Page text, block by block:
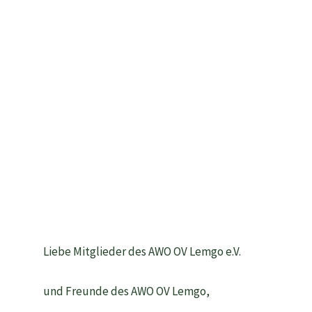
Liebe Mitglieder des AWO OV Lemgo
und Freunde des AWO OV Lemgo,